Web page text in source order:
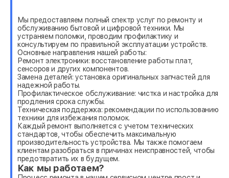
Мы предоставляем полный спектр услуг по ремонту и
обслуживанию бытовой и цифровой техники. Мы
устраняем поломки, проводим профилактику и
консультируем по правильной эксплуатации устройств.
Основные направления нашей работы:
Ремонт электроники: восстановление работы плат,
сенсоров и других компонентов.
Замена деталей: установка оригинальных запчастей для
надежной работы.
Профилактическое обслуживание: чистка и настройка для
продления срока службы.
Техническая поддержка: рекомендации по использованию
техники для избежания поломок.
Каждый ремонт выполняется с учетом технических
стандартов, чтобы обеспечить максимальную
производительность устройства. Мы также помогаем
клиентам разобраться в причинах неисправностей, чтобы
предотвратить их в будущем.
Как мы работаем?